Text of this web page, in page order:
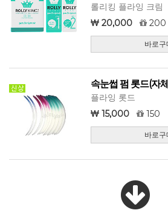
롤리킹 플라잉 크림
20,000
200
바로구
속눈썹 펌 롯드(자
플라잉 롯드
15,000
150
바로구